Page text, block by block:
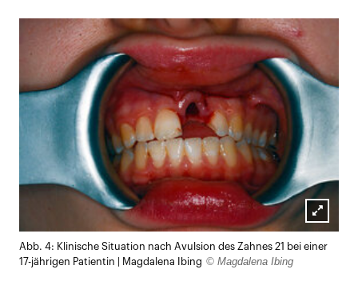
öffnen
Abb. 4: Klinische Situation nach Avulsion des Zahnes 21 bei einer
17-jährigen Patientin | Magdalena Ibing © Magdalena Ibing